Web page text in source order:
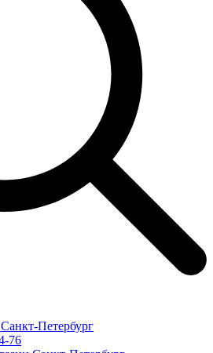
Петербург
76